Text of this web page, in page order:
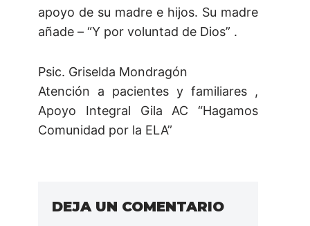
apoyo de su madre e hijos. Su madre
añade – “Y por voluntad de Dios” .
Psic. Griselda Mondragón
Atención a pacientes y familiares ,
Apoyo Integral Gila AC “Hagamos
Comunidad por la ELA”
DEJA UN COMENTARIO